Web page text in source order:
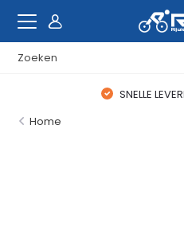
SNELLE
Home